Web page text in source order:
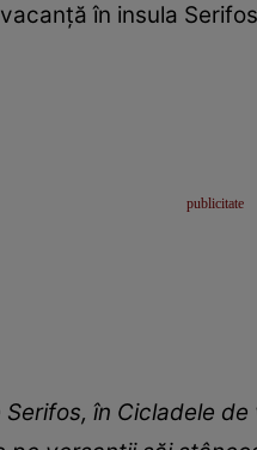
în insula
în Cicladele